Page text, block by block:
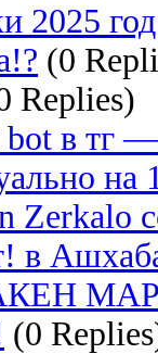
2025
(0
Replies)
в тг —
на
Zerkalo
в
(0